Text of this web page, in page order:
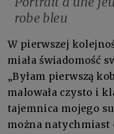
robe bleu
W pierwszej
miała świadomość
„Byłam pierwszą
malowała czysto i
tajemnica mojego
można natychmiast